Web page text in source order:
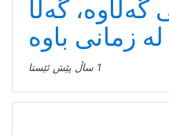
گەڵاوە، گەڵا
لە زمانی باوە
1 ساڵ پێش ئێستا